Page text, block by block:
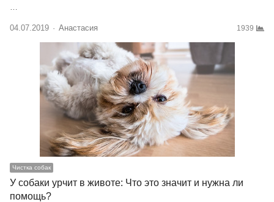
…
04.07.2019 Author
Анастасия 1939
Чистка собак
У собаки урчит в животе: Что это значит и нужна ли
помощь?